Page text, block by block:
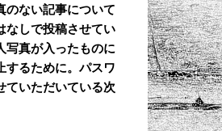
のない記事について
なしで投稿させてい
写真が入ったものに
するために。パスワ
ていただいている次